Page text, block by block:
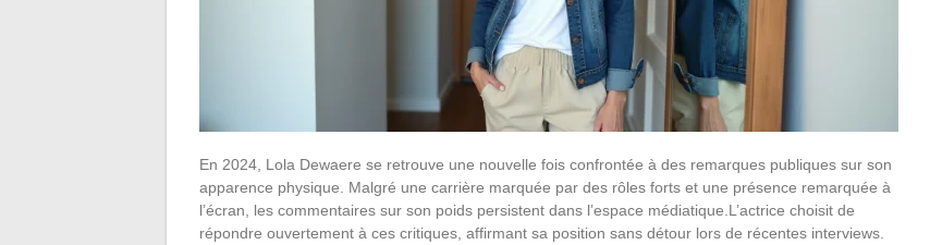
En 2024, Lola Dewaere se retrouve une nouvelle fois confrontée à des remarques publiques sur son
apparence physique. Malgré une carrière marquée par des rôles forts et une présence remarquée à
l’écran, les commentaires sur son poids persistent dans l’espace médiatique.L’actrice choisit de
répondre ouvertement à ces critiques, affirmant sa position sans détour lors de récentes interviews.